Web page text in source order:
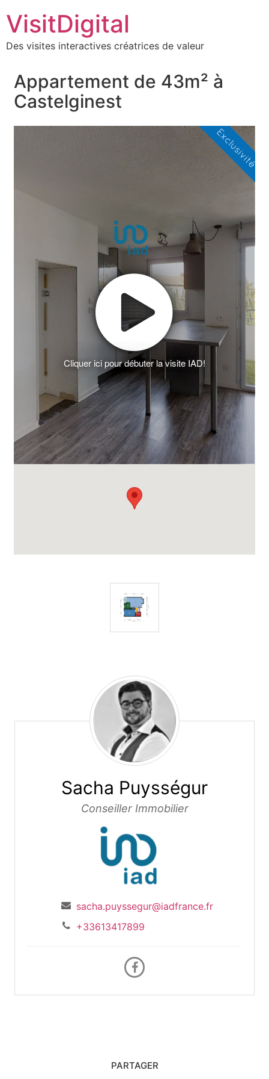
VisitDigital
Des visites interactives créatrices de valeur
Appartement de 43m² à
Castelginest
Cliquer ici pour débuter la visite IAD!
Sacha Puysségur
Sacha Puysségur
Conseiller Immobilier
sacha.puyssegur@iadfrance.fr
+33613417899
PARTAGER